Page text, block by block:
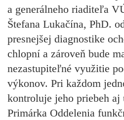
a generálneho riaditeľa
Štefana Lukačína, PhD.
presnejšej diagnostike
chlopní a zároveň bude
nezastupiteľné využitie
výkonov. Pri každom
kontroluje jeho priebeh aj
Primárka Oddelenia